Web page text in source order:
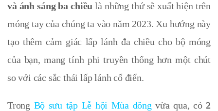
và ánh sáng ba chiều là những thứ sẽ xuất hiện trên
móng tay của chúng ta vào năm 2023. Xu hướng này
tạo thêm cảm giác lấp lánh đa chiều cho bộ móng
của bạn, mang tính phi truyền thống hơn một chút
so với các sắc thái lấp lánh cổ điển.
Trong Bộ sưu tập Lễ hội Mùa đông vừa qua, có 2